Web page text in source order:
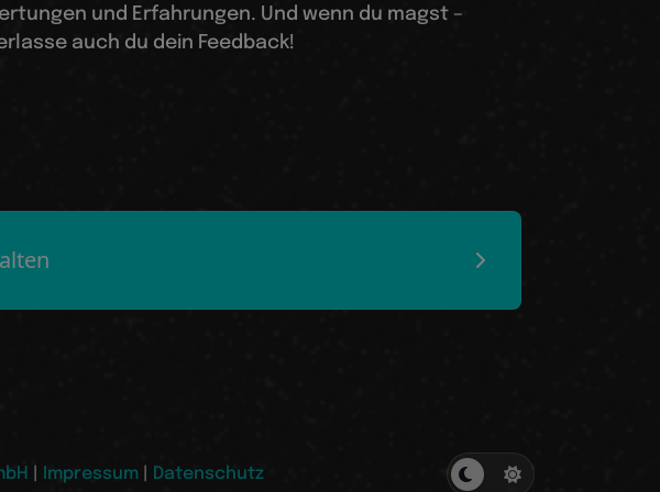
und Erfahrungen. Und wenn du magst –
auch du dein Feedback!
Impressum Datenschutz